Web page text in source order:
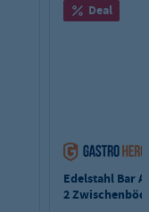
Deal
Edelstahl Bar
2